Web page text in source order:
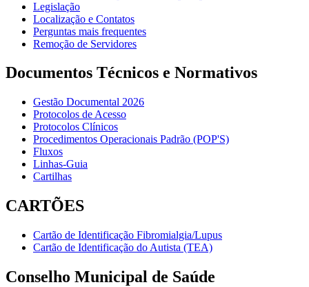
Legislação
Localização e Contatos
Perguntas mais frequentes
Remoção de Servidores
Documentos Técnicos e Normativos
Gestão Documental 2026
Protocolos de Acesso
Protocolos Clínicos
Procedimentos Operacionais Padrão (POP'S)
Fluxos
Linhas-Guia
Cartilhas
CARTÕES
Cartão de Identificação Fibromialgia/Lupus
Cartão de Identificação do Autista (TEA)
Conselho Municipal de Saúde